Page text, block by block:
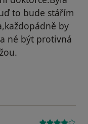
to bude stářím
by
né být protivná
Zuzana